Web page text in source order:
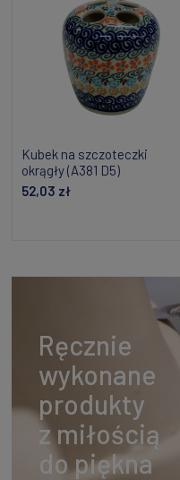
Kubek na szczoteczki
okrągły (A381 D5)
52,03 zł
Ręcznie
wykonane
produkty
z miłością
do piękna